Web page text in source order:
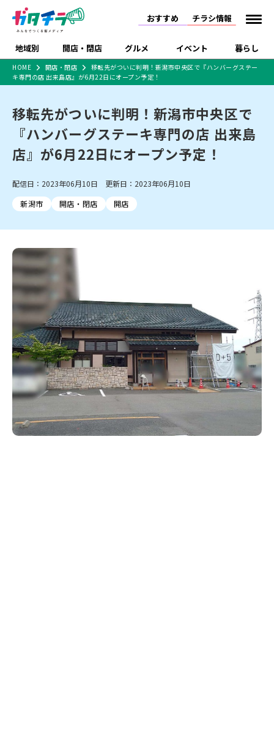
おすすめ チラシ情報
地域別 開店・閉店 グルメ イベント 暮らし
新潟市 下越
中越 上越
佐渡
新潟市中央区
新潟市南区
村上・関川
新発田・聖籠
三条・加茂・田上
五泉・阿賀野・阿賀
燕・弥彦
長岡・見附
小千谷・十日町・津南
魚沼・南魚沼・湯沢
柏崎・刈羽・出雲崎
上越・妙高・糸魚川
開店 閉店
リニューアル・移転 休業 開店まとめ
閉店まとめ
新潟市・開店
新潟市・閉店 長岡市・開店
上越市・開店
上越市・閉店
ラーメン・閉店
ラーメン 現地レポート
和食 洋食
スイーツ
ご当地グルメ
カフェ
タレカツ・豚カツ
定食・町定食
海鮮・鮨 そば・うどん
日本酒・新潟清酒
ワイン・クラフトビール
ケーキ・パフェ
ビアガーデン・暑気払い
忘新年会・歓送迎会
体験・販売 祭り・伝統行事
趣味・展示会 ライブ・コンサート
スポーツ
セミナー・講演会
住宅展示場
施設・ショップ 住宅メーカー・工務店
食品メーカー・県産品
習い事・塾 アパレル・雑貨
観光スポット
温泉・入浴 ホテル 旅館
水族館
リラクゼーション・整体
ビルボードプレイスBP
リバーサイド千秋
特売セール インタビュー
特集・まとめ記事
セツコママ ランキング 新潟人
キャンペーン
開店まとめ
閉店まとめ 人気記事まとめ
食品スーパー・コンビ
ショッピングモール・大
型施設
ドラッグストア・ホーム
センター
ファッション 生活サービス
新車・中古車・カー用品
冠婚葬祭
官公庁・自治体
上越・妙高・糸魚川 チラシ
注目 チラシ
火曜セール
オープン・リニューアルセール
周年祭・感謝祭セール
年末・初売りセール
HOME 開店・閉店
移転先がついに判明！新潟市中央区で『ハンバーグステー
キ専門の店 出来島店』が6月22日にオープン予定！
移転先がついに判明！新潟市中央区で
『ハンバーグステーキ専門の店 出来島
店』が6月22日にオープン予定！
配信日：2023年06月10日 更新日：2023年06月10日
新潟市
開店・閉店 開店